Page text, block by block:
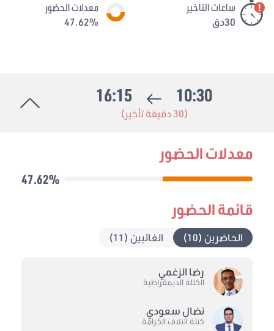
ساعات التاخير
30دق
معدلات الحضور
47.62%
10:30
16:15
(30 دقيقة تأخير)
معدلات الحضور
47.62%
قائمة الحضور
الحاضرين (10) الغائبين (11)
رضا الزغمي
الكتلة الديمقراطية
نضال سعودي
كتلة ائتلاف الكرامة